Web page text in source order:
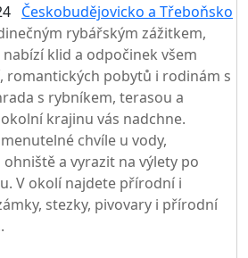
Českobudějovicko a Třeboňsko
rybářským zážitkem,
klid a odpočinek všem
romantických pobytů i rodinám s
s rybníkem, terasou a
krajinu vás nadchne.
chvíle u vody,
a vyrazit na výlety po
V okolí najdete přírodní i
stezky, pivovary i přírodní